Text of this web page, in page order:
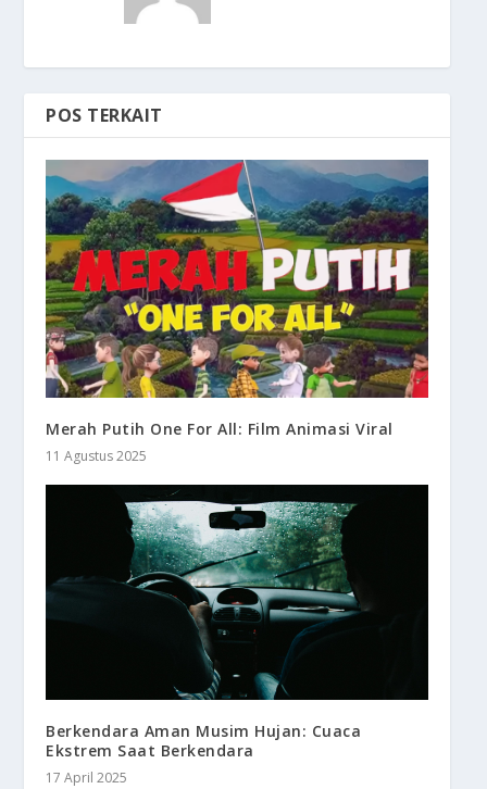
POS TERKAIT
Merah Putih One For All: Film Animasi Viral
11 Agustus 2025
Berkendara Aman Musim Hujan: Cuaca
Ekstrem Saat Berkendara
17 April 2025